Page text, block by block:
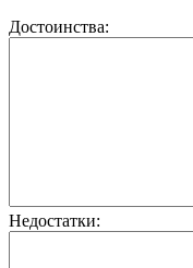
Достоинства:
Недостатки: